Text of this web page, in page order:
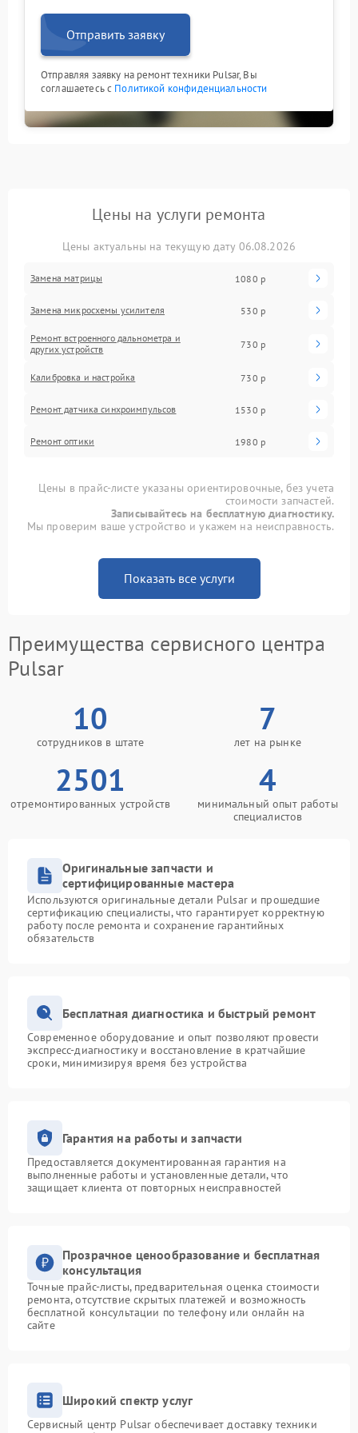
Отправить заявку
Отправляя заявку на ремонт техники Pulsar, Вы
соглашаетесь с Политикой конфиденциальности
Цены на услуги ремонта
Цены актуальны на текущую дату 06.08.2026
Замена матрицы 1080 р
Замена микросхемы усилителя 530 р
Ремонт встроенного дальнометра и
других устройств
730 р
Калибровка и настройка 730 р
Ремонт датчика синхроимпульсов 1530 р
Ремонт оптики 1980 р
Цены в прайс-листе указаны ориентировочные, без учета
стоимости запчастей.
Записывайтесь на бесплатную диагностику.
Мы проверим ваше устройство и укажем на неисправность.
Показать все услуги
Преимущества сервисного центра
Pulsar
10
сотрудников в штате
7
лет на рынке
2501
отремонтированных устройств
4
минимальный опыт работы
специалистов
Оригинальные запчасти и
сертифицированные мастера
Используются оригинальные детали Pulsar и прошедшие
сертификацию специалисты, что гарантирует корректную
работу после ремонта и сохранение гарантийных
обязательств
Бесплатная диагностика и быстрый ремонт
Современное оборудование и опыт позволяют провести
экспресс-диагностику и восстановление в кратчайшие
сроки, минимизируя время без устройства
Гарантия на работы и запчасти
Предоставляется документированная гарантия на
выполненные работы и установленные детали, что
защищает клиента от повторных неисправностей
Прозрачное ценообразование и бесплатная
консультация
Точные прайс-листы, предварительная оценка стоимости
ремонта, отсутствие скрытых платежей и возможность
бесплатной консультации по телефону или онлайн на
сайте
Широкий спектр услуг
Сервисный центр Pulsar обеспечивает доставку техники